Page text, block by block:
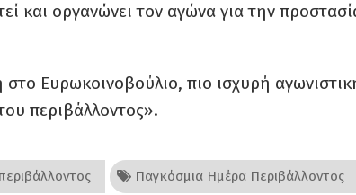
και οργανώνει τον αγώνα για την
Ευρωκοινοβούλιο, πιο ισχυρή
περιβάλλοντος».
Παγκόσμια Ημέρα Περιβάλλοντος